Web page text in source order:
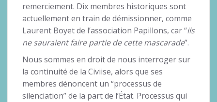
remerciement. Dix membres historiques sont
actuellement en train de démissionner, comme
Laurent Boyet de l’association Papillons, car “ils
ne sauraient faire partie de cette mascarade”.
Nous sommes en droit de nous interroger sur
la continuité de la Civiise, alors que ses
membres dénoncent un “processus de
silenciation” de la part de l’État. Processus qui